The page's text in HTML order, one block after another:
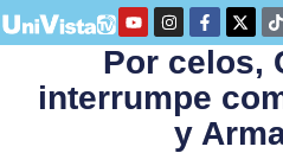
Por celos,
interrumpe
y